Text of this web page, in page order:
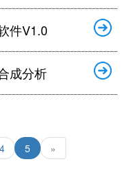
件V1.0
成分析
4 5 »